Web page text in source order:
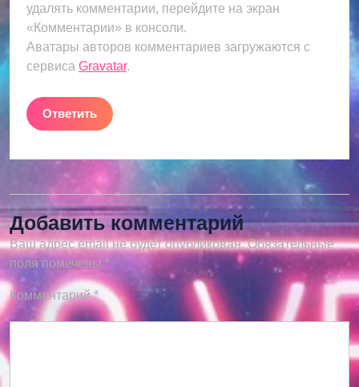
удалять комментарии, перейдите на экран
«Комментарии» в консоли.
Аватары авторов комментариев загружаются с
сервиса Gravatar.
Ответить
Добавить комментарий
Ваш адрес email не будет опубликован. Обязательные
поля помечены *
Комментарий*